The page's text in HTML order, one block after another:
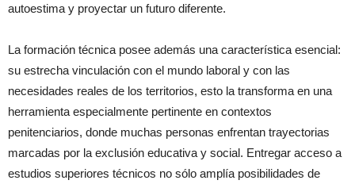
autoestima y proyectar un futuro diferente.
La formación técnica posee además una característica esencial:
su estrecha vinculación con el mundo laboral y con las
necesidades reales de los territorios, esto la transforma en una
herramienta especialmente pertinente en contextos
penitenciarios, donde muchas personas enfrentan trayectorias
marcadas por la exclusión educativa y social. Entregar acceso a
estudios superiores técnicos no sólo amplía posibilidades de